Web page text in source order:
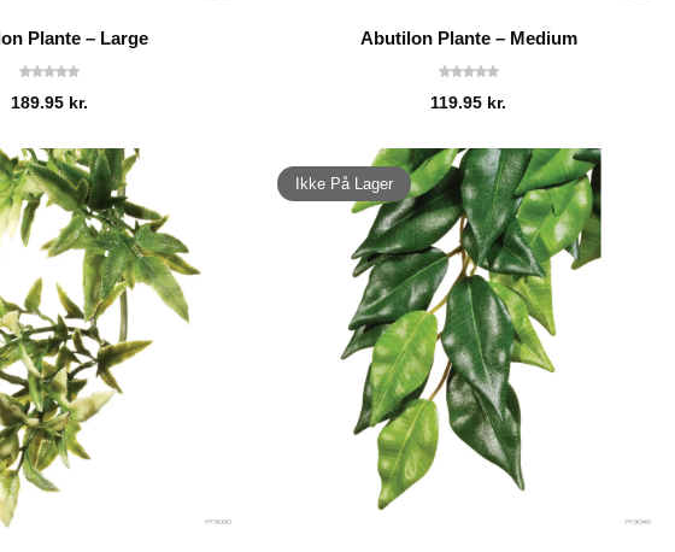
Plante – Large
189.95 kr.
Abutilon Plante – Medium
119.95 kr.
Ikke På Lager